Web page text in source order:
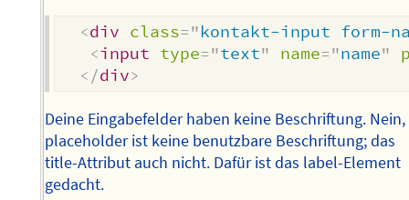
<div class="kontakt-input form-
<input type="text" name="name"
</div>
Deine Eingabefelder haben keine Beschriftung. Nein,
placeholder ist keine benutzbare Beschriftung; das
title-Attribut auch nicht. Dafür ist das label-Element
gedacht.